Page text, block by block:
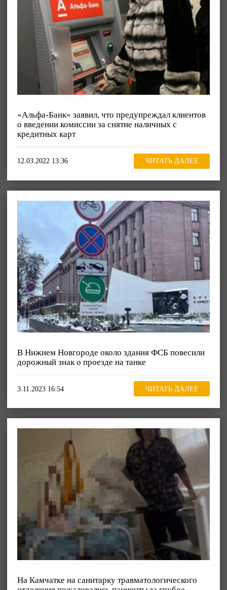
«Альфа-Банк» заявил, что предупреждал клиентов
о введении комиссии за снятие наличных с
кредитных карт
12.03.2022 13:36 ЧИТАТЬ ДАЛЕЕ
В Нижнем Новгороде около здания ФСБ повесили
дорожный знак о проезде на танке
3.11.2023 16:54 ЧИТАТЬ ДАЛЕЕ
На Камчатке на санитарку травматологического